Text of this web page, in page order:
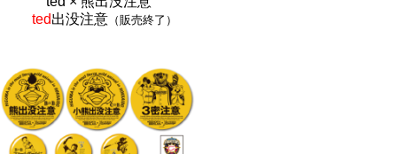
ted出没注意 （販売終了）